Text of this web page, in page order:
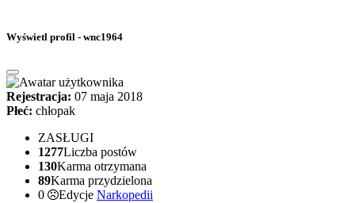
Wyświetl profil - wnc1964
Rejestracja: 07 maja 2018
Płeć: chłopak
ZASŁUGI
1277Liczba postów
130Karma otrzymana
89Karma przydzielona
0
Edycje Narkopedii